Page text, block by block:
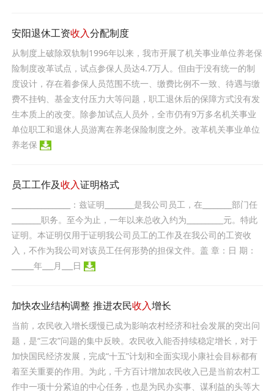
安阳退休工资收入分配制度
从制度上破除双轨制1996年以来，我市开展了机关事业单位养老保
险制度改革试点，试点参保人员达4.7万人。但由于没有统一的制
度设计，存在着参保人员范围不统一、缴费比例不一致、待遇与缴
费不挂钩、基金支付压力大等问题，职工退休后的保障方式没有发
生本质上的改变。除参加试点人员外，全市仍有9万多名机关事业
单位职工和退休人员游离在养老保险制度之外。改革机关事业单位
养老保
员工工作及收入证明格式
________________：兹证明________是我公司员工，在________部门任
________职务。至今为止，一年以来总收入约为__________元。特此
证明。本证明仅用于证明我公司员工的工作及在我公司的工资收
入，不作为我公司对该员工任何形势的担保文件。盖 章：日 期：
______年___月___日
加快农业结构调整 推进农民收入增长
当前，农民收入增长缓慢已成为影响农村经济和社会发展的突出问
题，是“三农”问题的集中反映。农民收入能否持续稳定增长，对于
加快国民经济发展，完成“十五”计划和全面实现小康社会目标都有
着至关重要的作用。为此，千方百计增加农民收入已是当前农村工
作中一项十分紧迫的中心任务，也是为民办实事、谋利益的头等大